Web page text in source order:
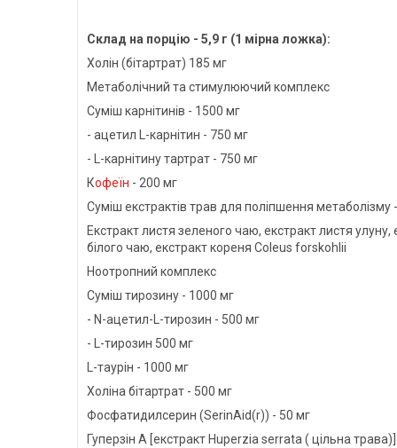
Склад на порцію - 5,9 г (1 мірна ложка):
Холін (бітартрат) 185 мг
Метаболічний та стимулюючий комплекс
Суміш карнітинів - 1500 мг
- ацетил L-карнітин - 750 мг
- L-карнітину тартрат - 750 мг
Кофеїн - 200 мг
Суміш екстрактів трав для поліпшення метаболізму
Екстракт листя зеленого чаю, екстракт листя
білого чаю, екстракт кореня Coleus forskohlii
Ноотропний комплекс
Суміш тирозину - 1000 мг
- N-ацетил-L-тирозин - 500 мг
- L-тирозин 500 мг
L-таурін - 1000 мг
Холіна бітартрат - 500 мг
Фосфатидилсерин (SerinAid(r)) - 50 мг
Гуперзін А [екстракт Huperzia serrata ( цільна